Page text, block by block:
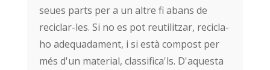
seues parts per a un altre fi abans de
reciclar-les. Si no es pot reutilitzar, recicla-
ho adequadament, i si està compost per
més d'un material, classifica'ls. D'aquesta